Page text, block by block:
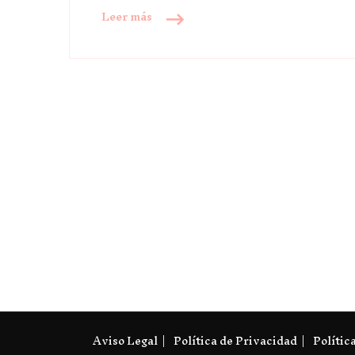
Leer más
Aviso Legal Política de Privacidad